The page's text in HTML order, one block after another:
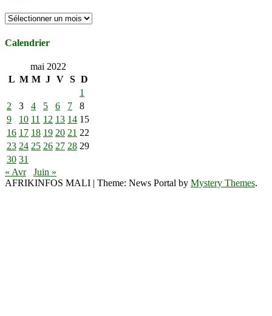
Archives
Calendrier
mai 2022
L M M J V S D
1
2
3 4 5 6 7
8
9
10 11 12 13 14 15
16 17 18 19 20 21 22
23 24 25 26 27 28 29
30 31
« Avr
Juin »
AFRIKINFOS MALI | Theme: News Portal by Mystery Themes.